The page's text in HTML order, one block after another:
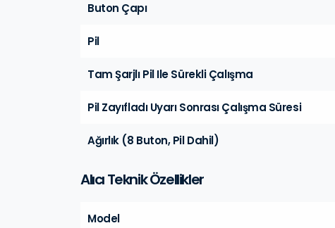
Buton Çapı
Pil
Tam Şarjlı Pil Ile Sürekli Çalışma
Pil Zayıfladı Uyarı Sonrası Çalışma Süresi
Ağırlık (8 Buton, Pil Dahil)
Alıcı Teknik Özellikler
Model